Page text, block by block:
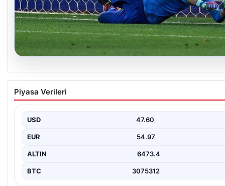
Acun Ilıcalı’nın Hull City’e Yaptığı Tarihi
Modern futbol dünyasında transferler sıklıkla kulüplerin
Piyasa Verileri
USD 47.60
EUR 54.97
ALTIN 6473.4
BTC 3075312